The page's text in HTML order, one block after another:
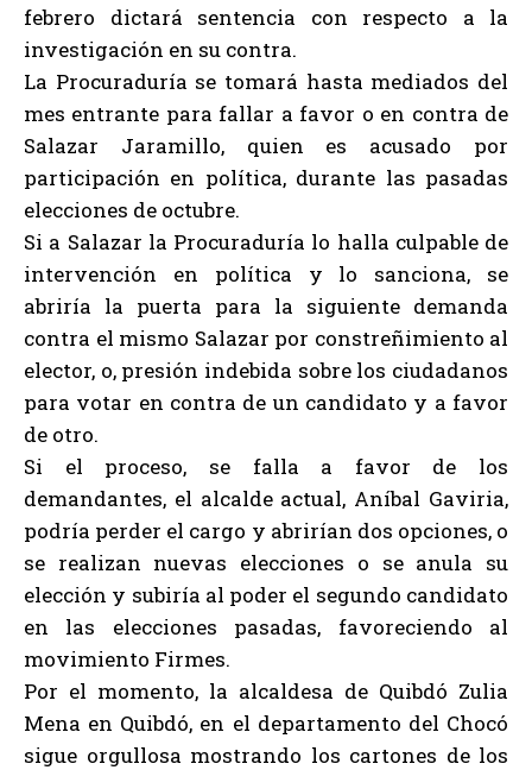
febrero dictará sentencia con respecto a la
investigación en su contra.
La Procuraduría se tomará hasta mediados del
mes entrante para fallar a favor o en contra de
Salazar Jaramillo, quien es acusado por
participación en política, durante las pasadas
elecciones de octubre.
Si a Salazar la Procuraduría lo halla culpable de
intervención en política y lo sanciona, se
abriría la puerta para la siguiente demanda
contra el mismo Salazar por constreñimiento al
elector, o, presión indebida sobre los ciudadanos
para votar en contra de un candidato y a favor
de otro.
Si el proceso, se falla a favor de los
demandantes, el alcalde actual, Aníbal Gaviria,
podría perder el cargo y abrirían dos opciones, o
se realizan nuevas elecciones o se anula su
elección y subiría al poder el segundo candidato
en las elecciones pasadas, favoreciendo al
movimiento Firmes.
Por el momento, la alcaldesa de Quibdó Zulia
Mena en Quibdó, en el departamento del Chocó
sigue orgullosa mostrando los cartones de los